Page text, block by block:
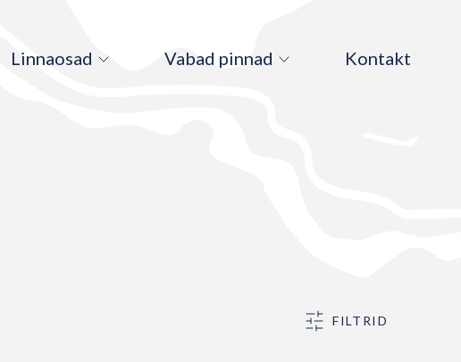
Linnaosad Vabad pinnad Kontakt
FILTRID